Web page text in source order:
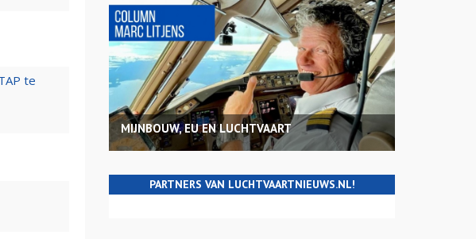
te
MIJNBOUW, EU EN LUCHTVAART
PARTNERS VAN LUCHTVAARTNIEUWS.NL!